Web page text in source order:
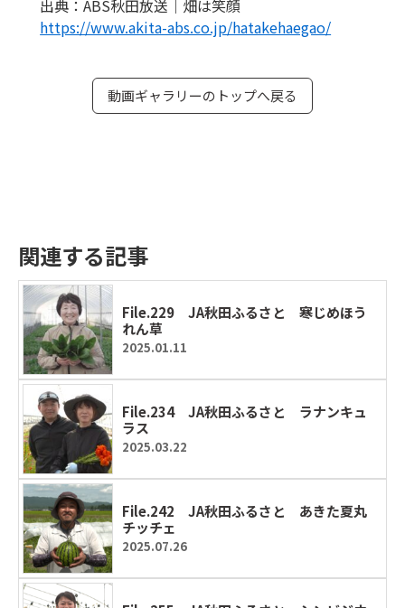
出典：ABS秋田放送｜畑は笑顔
https://www.akita-abs.co.jp/hatakehaegao/
動画ギャラリーのトップへ戻る
関連する記事
File.229 JA秋田ふるさと 寒じめほう
れん草
2025.01.11
File.234 JA秋田ふるさと ラナンキュ
ラス
2025.03.22
File.242 JA秋田ふるさと あきた夏丸
チッチェ
2025.07.26